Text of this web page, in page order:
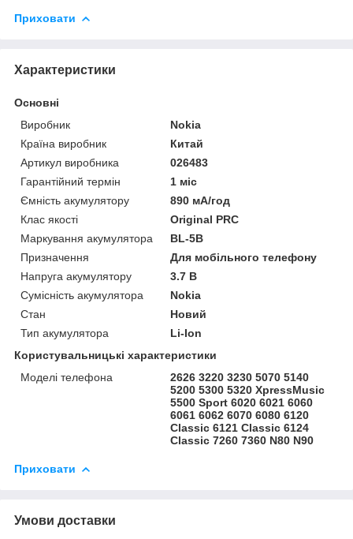
Приховати
Характеристики
Основні
Виробник
Nokia
Країна виробник
Китай
Артикул виробника
026483
Гарантійний термін
1 міс
Ємність акумулятору
890 мА/год
Клас якості
Original PRC
Маркування акумулятора
BL-5B
Призначення
Для мобільного телефону
Напруга акумулятору
3.7 В
Сумісність акумулятора
Nokia
Стан
Новий
Тип акумулятора
Li-Ion
Користувальницькі характеристики
Моделі телефона
2626 3220 3230 5070 5140
5200 5300 5320 XpressMusic
5500 Sport 6020 6021 6060
6061 6062 6070 6080 6120
Classic 6121 Classic 6124
Classic 7260 7360 N80 N90
Приховати
Умови доставки